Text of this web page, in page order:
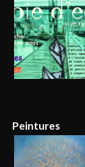
Peintures